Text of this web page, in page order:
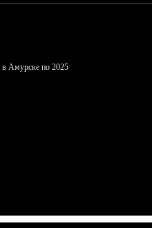
в Амурске по 2025